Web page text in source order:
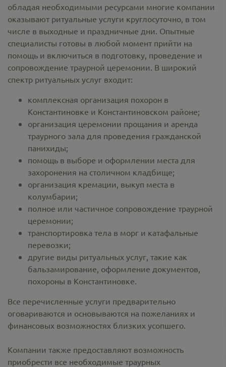
обладая необходимыми ресурсами многие компании
оказывают ритуальные услуги круглосуточно, в том
числе в выходные и праздничные дни. Опытные
специалисты готовы в любой момент прийти на
помощь и включиться в подготовку, проведение и
сопровождение траурной церемонии. В широкий
спектр ритуальных услуг входит:
комплексная организация похорон в
Константиновке и Константиновском районе;
организация церемонии прощания и аренда
траурного зала для проведения гражданской
панихиды;
помощь в выборе и оформлении места для
захоронения на столичном кладбище;
организация кремации, выкуп места в
колумбарии;
полное или частичное сопровождение траурной
церемонии;
транспортировка тела в морг и катафальные
перевозки;
другие виды ритуальных услуг, такие как
бальзамирование, оформление документов,
похороны в Константиновке.
Все перечисленные услуги предварительно
оговариваются и основываются на пожеланиях и
финансовых возможностях близких усопшего.
Компании также предоставляют возможность
приобрести все необходимые траурных